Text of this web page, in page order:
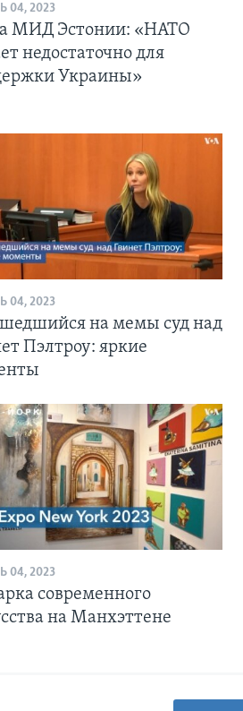
04, 2023
МИД Эстонии: «НАТО
недостаточно для
Украины»
04, 2023
на мемы суд над
Пэлтроу: яркие
04, 2023
современного
на Манхэттене